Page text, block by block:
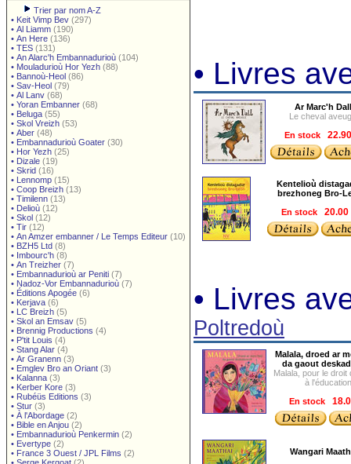
Trier par nom A-Z
• Keit Vimp Bev (297)
• Al Liamm (190)
• An Here (136)
• TES (131)
• An Alarc'h Embannadurioù (104)
• Mouladurioù Hor Yezh (88)
• Bannoù-Heol (86)
• Sav-Heol (79)
• Al Lanv (68)
• Yoran Embanner (68)
• Beluga (55)
• Skol Vreizh (53)
• Aber (48)
• Embannadurioù Goater (30)
• Hor Yezh (25)
• Dizale (19)
• Skrid (16)
• Lennomp (15)
• Coop Breizh (13)
• Timilenn (13)
• Delioù (12)
• Skol (12)
• Tir (12)
• An Amzer embanner / Le Temps Editeur (10)
• BZH5 Ltd (8)
• Imbourc'h (8)
• An Treizher (7)
• Embannadurioù ar Peniti (7)
• Nadoz-Vor Embannadurioù (7)
• Éditions Apogée (6)
• Kerjava (6)
• LC Breizh (5)
• Skol an Emsav (5)
• Brennig Productions (4)
• P'tit Louis (4)
• Stang Alar (4)
• Ar Granenn (3)
• Emglev Bro an Oriant (3)
• Kalanna (3)
• Kerber Kore (3)
• Rubéüs Editions (3)
• Stur (3)
• À l'Abordage (2)
• Bible en Anjou (2)
• Embannadurioù Penkermin (2)
• Evertype (2)
• France 3 Ouest / JPL Films (2)
• Livres
Ar Marc'h Dall
Le cheval
En stock
Kentelioù
brezhoneg Bro-
En stock
• Livres
Poltredoù
Malala, droed ar
da gaout
Malala, pour le droit
à l'éducation
En stock
Wangari